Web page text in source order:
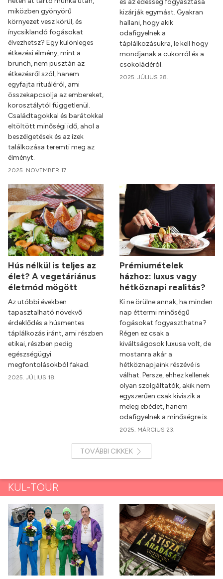
miközben gyönyörű
környezet vesz körül, és
ínycsiklandó fogásokat
élvezhetsz? Egy különleges
étkezési élmény, mint a
brunch, nem pusztán az
étkezésről szól, hanem
egyfajta rituáléról, ami
összekapcsolja az embereket,
korosztálytól függetlenül.
Családtagokkal és barátokkal
eltöltött minőségi idő, ahol a
beszélgetések és az ízek
találkozása teremti meg az
élményt.
2025. NOVEMBER 17.
és az édesség fogyasztása
kizárják egymást. Gyakran
hallani, hogy akik
odafigyelnek a
táplálkozásukra, le kell hogy
mondjanak a cukorról és a
csokoládéról.
2025. JÚLIUS 28.
Hús nélkül is teljes az
élet? A vegetáriánus
életmód mögött
Az utóbbi években
tapasztalható növekvő
érdeklődés a húsmentes
táplálkozás iránt, ami részben
etikai, részben pedig
egészségügyi
megfontolásokból fakad.
2025. JÚLIUS 18.
Prémiumételek
házhoz: luxus vagy
hétköznapi realitás?
Ki ne örülne annak, ha minden
nap éttermi minőségű
fogásokat fogyaszthatna?
Régen ez csak a
kiváltságosok luxusa volt, de
mostanra akár a
hétköznapjaink részévé is
válhat. Persze, ehhez kellenek
olyan szolgáltatók, akik nem
egyszerűen csak kiviszik a
meleg ebédet, hanem
odafigyelnek a minőségre is.
2025. MÁRCIUS 23.
TOVÁBBI CIKKEK
KUL-TOUR